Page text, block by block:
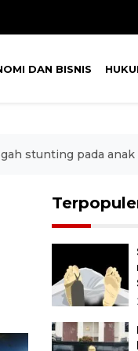
DAN BISNIS
stunting pada anak